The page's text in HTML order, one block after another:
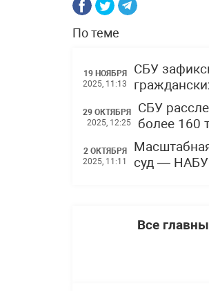
По теме
19 НОЯБРЯ
2025, 11:13
СБУ
29 ОКТЯБРЯ
2025, 12:25
СБУ
более 160
2 ОКТЯБРЯ
2025, 11:11
суд — НАБУ
Все